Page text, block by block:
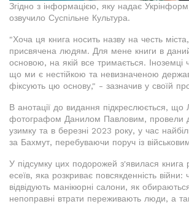
Згідно з інформацією, яку надає
озвучило Суспільне Культура.
"Хоча ця книга носить назву на честь
присвячена людям. Для мене книги в
основою, на якій все тримається. Іноземці
що ми є нестійкою та невизначеною
фіксують цю основу," - зазначив у своїй
В анотації до видання підкреслюється, що
фотографом Данилом Павловим, провели
узимку та в березні 2023 року, у час
за Бахмут, перебуваючи поруч із
У підсумку цих подорожей з'явилася книга
есеїв, яка розкриває повсякденність війни:
відвідують манікюрні салони, як
непоправні втрати переживають люди, а